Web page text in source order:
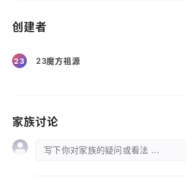
创建者
23 23魔方祖源
家族讨论
写下你对家族的疑问或看法 ...